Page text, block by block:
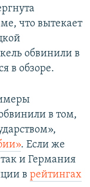
что вытекает
обвинили в
в обзоре.
в том,
. Если же
и Германия
в рейтингах